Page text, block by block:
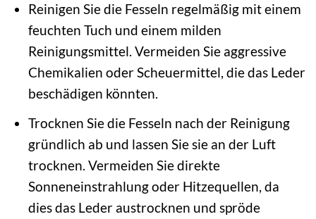
Reinigen Sie die Fesseln regelmäßig mit einem
feuchten Tuch und einem milden
Reinigungsmittel. Vermeiden Sie aggressive
Chemikalien oder Scheuermittel, die das Leder
beschädigen könnten.
Trocknen Sie die Fesseln nach der Reinigung
gründlich ab und lassen Sie sie an der Luft
trocknen. Vermeiden Sie direkte
Sonneneinstrahlung oder Hitzequellen, da
dies das Leder austrocknen und spröde